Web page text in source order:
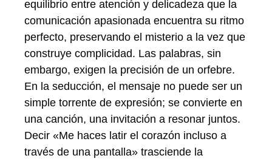
equilibrio entre atención y delicadeza que la
comunicación apasionada encuentra su ritmo
perfecto, preservando el misterio a la vez que
construye complicidad. Las palabras, sin
embargo, exigen la precisión de un orfebre.
En la seducción, el mensaje no puede ser un
simple torrente de expresión; se convierte en
una canción, una invitación a resonar juntos.
Decir «Me haces latir el corazón incluso a
través de una pantalla» trasciende la